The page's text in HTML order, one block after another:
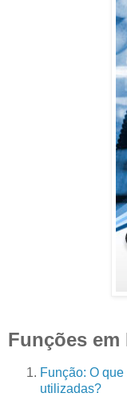
Funções em
Função: O
utilizadas?